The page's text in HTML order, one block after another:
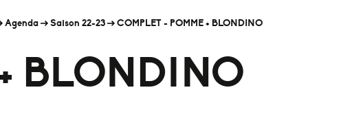
Agenda Saison 22-23 COMPLET - POMME + BLONDINO
BLONDINO